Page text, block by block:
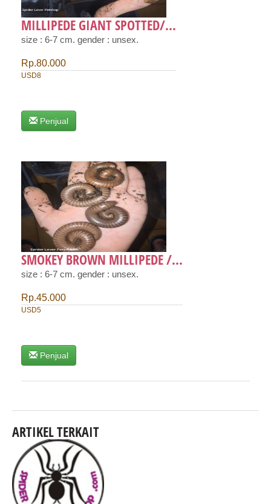
MILLIPEDE GIANT SPOTTED/...
size : 6-7 cm. gender : unsex.
Rp.80.000
USD8
Penjual
SMOKEY BROWN MILLIPEDE /...
size : 6-7 cm. gender : unsex.
Rp.45.000
USD5
Penjual
ARTIKEL TERKAIT